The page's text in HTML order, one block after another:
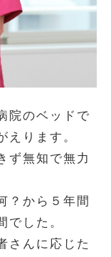
院のベッドで
えります。
ず無知で無力
？から５年間
でした。
さんに応じた